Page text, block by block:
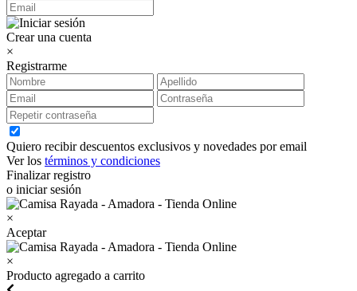
Crear una cuenta
×
Registrarme
Quiero recibir descuentos exclusivos y novedades por email
Ver los términos y condiciones
Finalizar registro
o iniciar sesión
×
Aceptar
×
Producto agregado a carrito